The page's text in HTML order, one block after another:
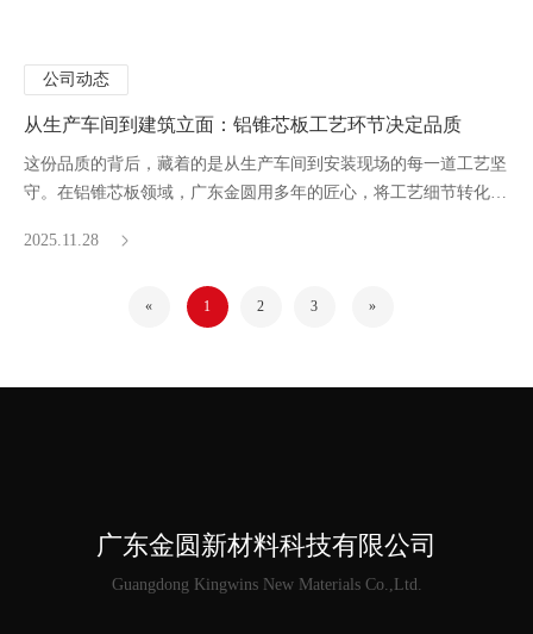
公司动态
从生产车间到建筑立面：铝锥芯板工艺环节决定品质
这份品质的背后，藏着的是从生产车间到安装现场的每一道工艺坚
守。在铝锥芯板领域，广东金圆用多年的匠心，将工艺细节转化为
2025.11.28
« 1 2 3 »
广东金圆新材料科技有限公司
Guangdong Kingwins New Materials Co.,Ltd.